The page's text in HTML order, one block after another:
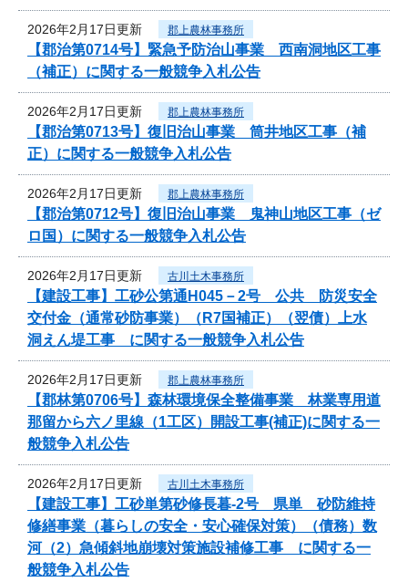
2026年2月17日更新 郡上農林事務所
【郡治第0714号】緊急予防治山事業 西南洞地区工事
（補正）に関する一般競争入札公告
2026年2月17日更新 郡上農林事務所
【郡治第0713号】復旧治山事業 筒井地区工事（補
正）に関する一般競争入札公告
2026年2月17日更新 郡上農林事務所
【郡治第0712号】復旧治山事業 鬼神山地区工事（ゼ
ロ国）に関する一般競争入札公告
2026年2月17日更新 古川土木事務所
【建設工事】工砂公第通H045－2号 公共 防災安全
交付金（通常砂防事業）（R7国補正）（翌債）上水
洞えん堤工事 に関する一般競争入札公告
2026年2月17日更新 郡上農林事務所
【郡林第0706号】森林環境保全整備事業 林業専用道
那留から六ノ里線（1工区）開設工事(補正)に関する一
般競争入札公告
2026年2月17日更新 古川土木事務所
【建設工事】工砂単第砂修長暮-2号 県単 砂防維持
修繕事業（暮らしの安全・安心確保対策）（債務）数
河（2）急傾斜地崩壊対策施設補修工事 に関する一
般競争入札公告